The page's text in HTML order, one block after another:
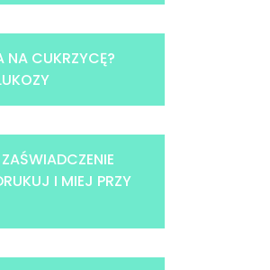
NA CUKRZYCĘ?
I MIEJ PRZY